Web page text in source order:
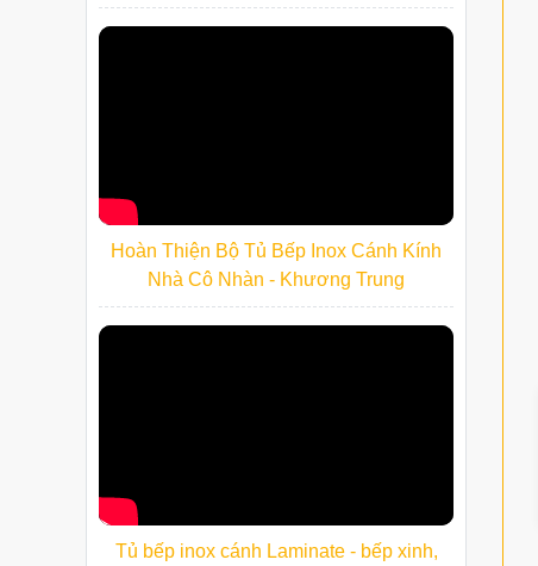
Hoàn Thiện Bộ Tủ Bếp Inox Cánh Kính
Nhà Cô Nhàn - Khương Trung
Tủ bếp inox cánh Laminate - bếp xinh,